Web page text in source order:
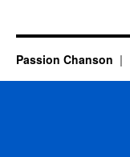
Passion Chanson